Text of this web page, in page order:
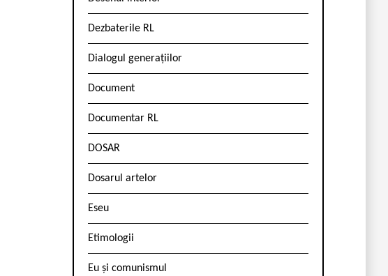
Dezbaterile RL
Dialogul generațiilor
Document
Documentar RL
DOSAR
Dosarul artelor
Eseu
Etimologii
Eu și comunismul